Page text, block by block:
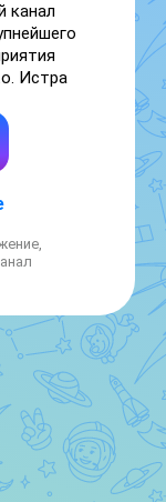
канал
Истра
7
76-74